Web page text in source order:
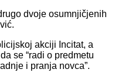
dvoje osumnjičjenih
akciji Incitat, a
se “radi o predmetu
i pranja novca”.